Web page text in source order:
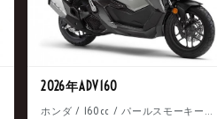
2026年ADV160
ホンダ / 160cc / パールスモーキーグレー